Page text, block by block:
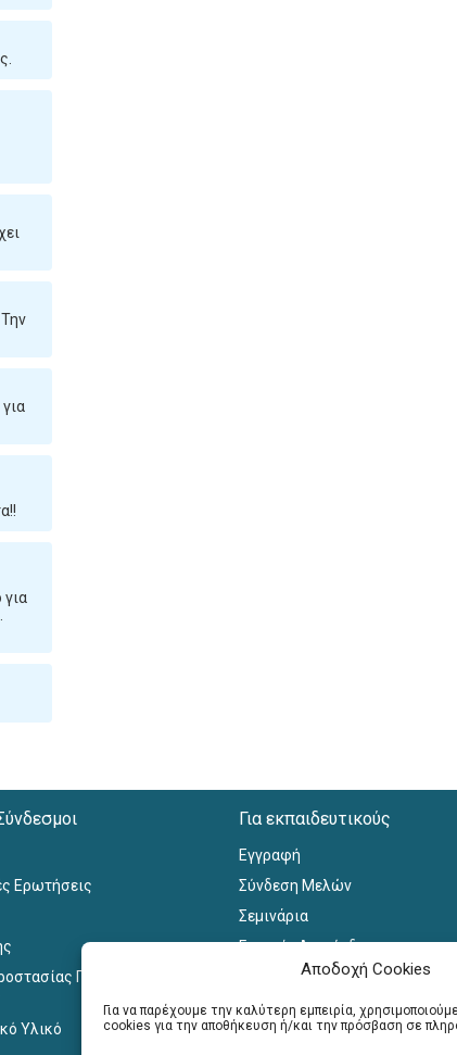
Αποδοχή Cookies
Για να παρέχουμε την καλύτερη εμπειρία,
cookies για την αποθήκευση ή/και την πρόσβαση σε
Ερωτήσεις
Προσωπικών
Υλικό
Για εκπαιδευτικούς
Εγγραφή
Σύνδεση Μελών
Σεμινάρια
Γραφείο Διασύνδεσης